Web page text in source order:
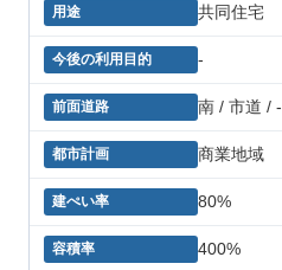
共同住宅
-
南 / 市道 / -
商業地域
80%
400%